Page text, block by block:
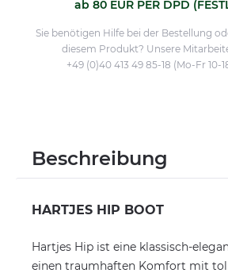
ab 80 EUR PER DPD
Sie benötigen Hilfe bei der Bestellung
diesem Produkt? Unsere
+49 (0)40 413 49 85-18 (Mo-Fr 10-
Beschreibung
HARTJES HIP BOOT
Hartjes Hip ist eine klassisch-
einen traumhaften Komfort mit